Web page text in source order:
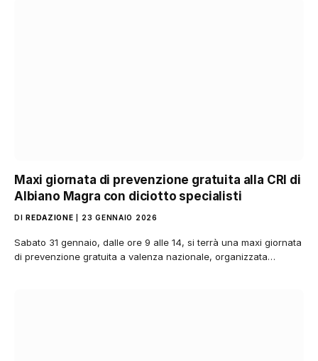
Maxi giornata di prevenzione gratuita alla CRI di
Albiano Magra con diciotto specialisti
DI REDAZIONE 23 GENNAIO 2026
Sabato 31 gennaio, dalle ore 9 alle 14, si terrà una maxi giornata
di prevenzione gratuita a valenza nazionale, organizzata…